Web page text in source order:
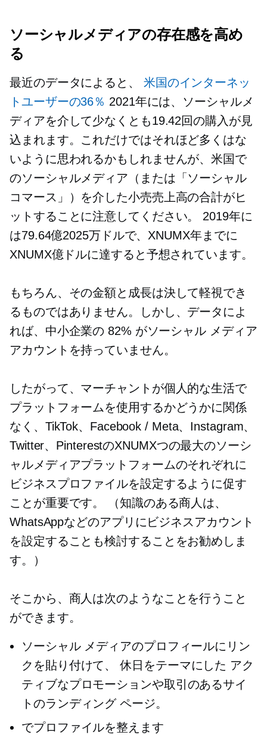
ソーシャルメディアの存在感を高め
る
最近のデータによると、 米国のインターネッ
トユーザーの36％ 2021年には、ソーシャルメ
ディアを介して少なくとも19.42回の購入が見
込まれます。これだけではそれほど多くはな
いように思われるかもしれませんが、米国で
のソーシャルメディア（または「ソーシャル
コマース」）を介した小売売上高の合計がヒ
ットすることに注意してください。 2019年に
は79.64億2025万ドルで、XNUMX年までに
XNUMX億ドルに達すると予想されています。
もちろん、その金額と成長は決して軽視でき
るものではありません。しかし、データによ
れば、中小企業の 82% がソーシャル メディア
アカウントを持っていません。
したがって、マーチャントが個人的な生活で
プラットフォームを使用するかどうかに関係
なく、TikTok、Facebook / Meta、Instagram、
Twitter、PinterestのXNUMXつの最大のソーシ
ャルメディアプラットフォームのそれぞれに
ビジネスプロファイルを設定するように促す
ことが重要です。 （知識のある商人は、
WhatsAppなどのアプリにビジネスアカウント
を設定することも検討することをお勧めしま
す。）
そこから、商人は次のようなことを行うこと
ができます。
ソーシャル メディアのプロフィールにリン
クを貼り付けて、休日をテーマにした アク
ティブなプロモーションや取引のあるサイ
トのランディング ページ。
でプロファイルを整えます